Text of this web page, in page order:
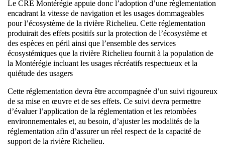
Le CRE Montérégie appuie donc l’adoption d’une règlementation
encadrant la vitesse de navigation et les usages dommageables
pour l’écosystème de la rivière Richelieu. Cette réglementation
produirait des effets positifs sur la protection de l’écosystème et
des espèces en péril ainsi que l’ensemble des services
écosystémiques que la rivière Richelieu fournit à la population de
la Montérégie incluant les usages récréatifs respectueux et la
quiétude des usagers
Cette réglementation devra être accompagnée d’un suivi rigoureux
de sa mise en œuvre et de ses effets. Ce suivi devra permettre
d’évaluer l’application de la réglementation et les retombées
environnementales et, au besoin, d’ajuster les modalités de la
réglementation afin d’assurer un réel respect de la capacité de
support de la rivière Richelieu.